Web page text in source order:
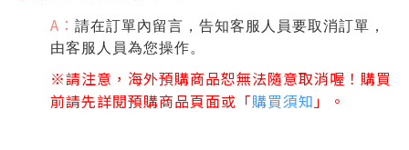
A： 請在訂單內留言，告知客服人員要取消訂單，
由客服人員為您操作。
※請注意，海外預購商品恕無法隨意取消喔！購買
前請先詳閱預購商品頁面或「購買須知」。